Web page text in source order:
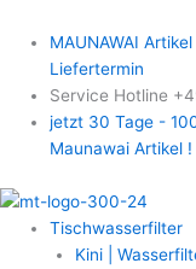
MAUNAWAI
Liefertermin
Service Hotline
jetzt 30 Tage -
Maunawai Artikel !
Tischwasserfilter
Kini |